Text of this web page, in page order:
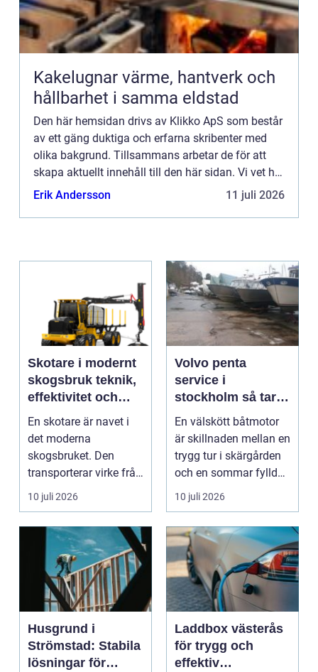
Kakelugnar värme, hantverk och
hållbarhet i samma eldstad
Den här hemsidan drivs av Klikko ApS som består
av ett gäng duktiga och erfarna skribenter med
olika bakgrund. Tillsammans arbetar de för att
skapa aktuellt innehåll till den här sidan. Vi vet hur
utmanande det är att läsa och genomgå en
Erik Andersson 11 juli 2026
Skotare i modernt
skogsbruk teknik,
effektivitet och
hållbarhet
En skotare är navet i
det moderna
skogsbruket. Den
transporterar virke från
avverkningsplatsen till
10 juli 2026
Volvo penta
service i
stockholm så tar
du hand om din
båtmotor på rätt
sätt
En välskött båtmotor
är skillnaden mellan en
trygg tur i skärgården
och en sommar fylld
av ofrivilli...
10 juli 2026
Husgrund i
Strömstad: Stabila
lösningar för
Laddbox västerås
för trygg och
effektiv